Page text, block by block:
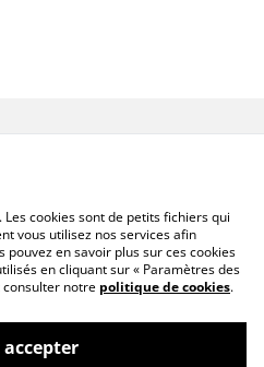
hors France
cookies sont de petits fichiers qui
vous utilisez nos services afin
en savoir plus sur ces cookies
en cliquant sur « Paramètres des
consulter notre politique de cookies.